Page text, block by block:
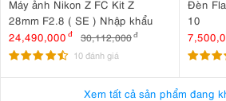
Máy ảnh Nikon Z FC Kit Z
28mm F2.8 ( SE ) Nhập khẩu
24,490,000 đ 30,112,000đ
10 đánh giá
Đèn
10
Xem tất cả sản phẩm đang